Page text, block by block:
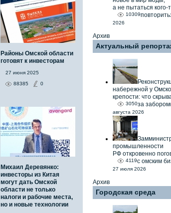
Районы Омской области
готовят к инвесторам
27 июня 2025
88385
0
Михаил Деревянко:
инвесторы из Китая
могут дать Омской
области не только
налоги и рабочие места,
но и новые технологии
а не пытаться кого-
повторить
10309
2026
Архив
Актуальный
набережной у
крепости: что
за забором
3050
августа 2026
промышленности
РФ откровенно
с омским
4119
27 июля 2026
Архив
Городская среда